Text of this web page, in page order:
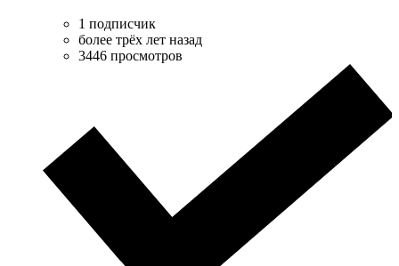
1 подписчик
более трёх лет назад
3446 просмотров